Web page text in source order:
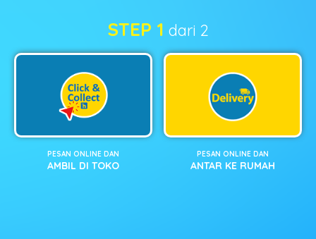
STEP 1 dari 2
PESAN ONLINE DAN
AMBIL DI TOKO
PESAN ONLINE DAN
ANTAR KE RUMAH